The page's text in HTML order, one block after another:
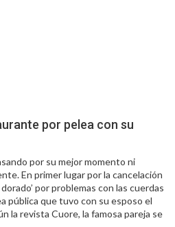
por pelea con su
por su mejor momento ni
En primer lugar por la cancelación
por problemas con las cuerdas
pública que tuvo con su esposo el
la revista Cuore, la famosa pareja se